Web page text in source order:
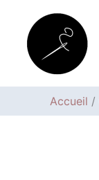
contenu
Accueil